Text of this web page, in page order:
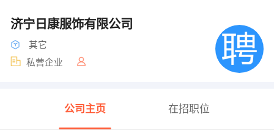
济宁日康服饰有限公司
其它
私营企业
公司主页 在招职位